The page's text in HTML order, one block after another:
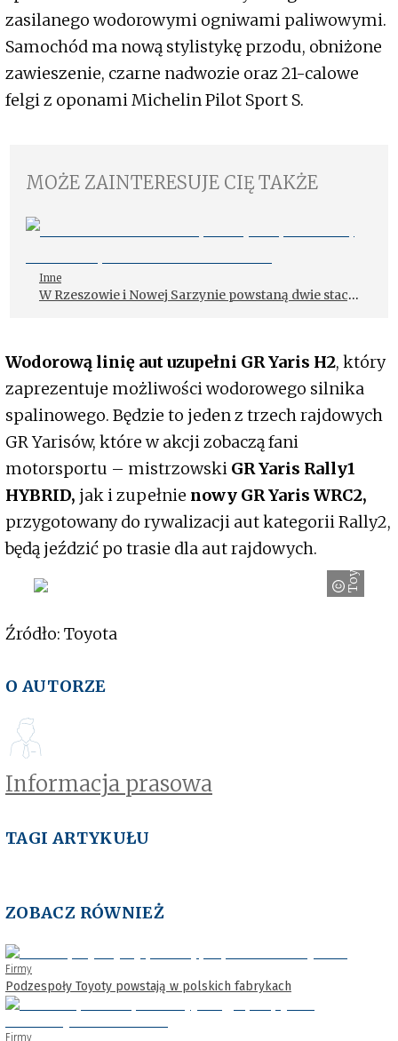
zasilanego wodorowymi ogniwami paliwowymi.
Samochód ma nową stylistykę przodu, obniżone
zawieszenie, czarne nadwozie oraz 21-calowe
felgi z oponami Michelin Pilot Sport S.
MOŻE ZAINTERESUJE CIĘ TAKŻE
Inne
W Rzeszowie i Nowej Sarzynie powstaną dwie stacje
Wodorową linię aut uzupełni GR Yaris H2, który
zaprezentuje możliwości wodorowego silnika
spalinowego. Będzie to jeden z trzech rajdowych
GR Yarisów, które w akcji zobaczą fani
motorsportu – mistrzowski GR Yaris Rally1
HYBRID, jak i zupełnie nowy GR Yaris WRC2,
przygotowany do rywalizacji aut kategorii Rally2,
będą jeździć po trasie dla aut rajdowych.
Toyota
Źródło: Toyota
O AUTORZE
Informacja prasowa
TAGI ARTYKUŁU
ZOBACZ RÓWNIEŻ
Firmy
Podzespoły Toyoty powstają w polskich fabrykach
Firmy